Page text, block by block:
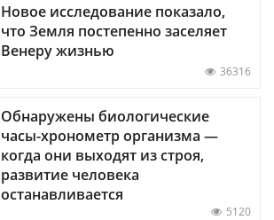
Новое исследование показало,
что Земля постепенно заселяет
Венеру жизнью
36316
Обнаружены биологические
часы-хронометр организма —
когда они выходят из строя,
развитие человека
останавливается
5120